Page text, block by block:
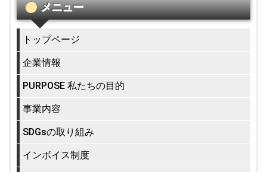
メニュー
トップページ
企業情報
PURPOSE 私たちの目的
事業内容
SDGsの取り組み
インボイス制度